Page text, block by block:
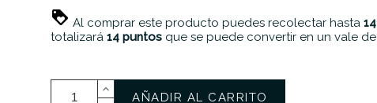
Al comprar este producto puedes recolectar hasta 14
totalizará 14 puntos que se puede convertir en un vale de
AÑADIR AL CARRITO